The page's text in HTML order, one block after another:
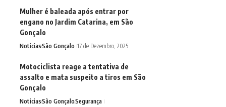
Mulher é baleada após entrar por
engano no Jardim Catarina, em São
Gonçalo
NoticiasSão Gonçalo 17 de Dezembro, 2025
Motociclista reage a tentativa de
assalto e mata suspeito a tiros em São
Gonçalo
NoticiasSão GonçaloSegurança